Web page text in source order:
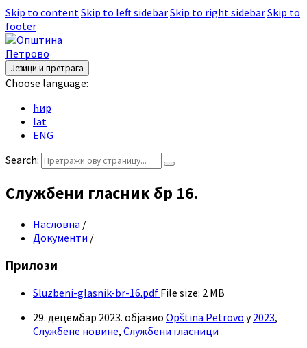
Skip to contentSkip to left sidebarSkip to right sidebarSkip to
footer
Језици и претрага
Choose language:
ћир
lat
ENG
Search:
Службени гласник бр 16.
Насловна /
Документи /
Прилози
Sluzbeni-glasnik-br-16.pdf File size: 2 MB
29. децембар 2023. објавио Opština Petrovo у2023,
Службене новине, Службени гласници